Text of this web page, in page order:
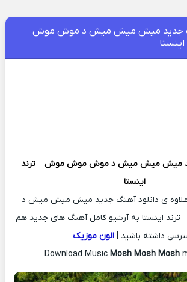
جدید میش میش میش د موش موش
میش میش میش د موش موش موش – ترند
اینستا
علاوه ی دانلود آهنگ جدید میش میش میش د
اینستا به آرشیو کامل آهنگ های جدید هم
داشته باشید | الون موزیک
Download Music Mosh Mosh Mosh